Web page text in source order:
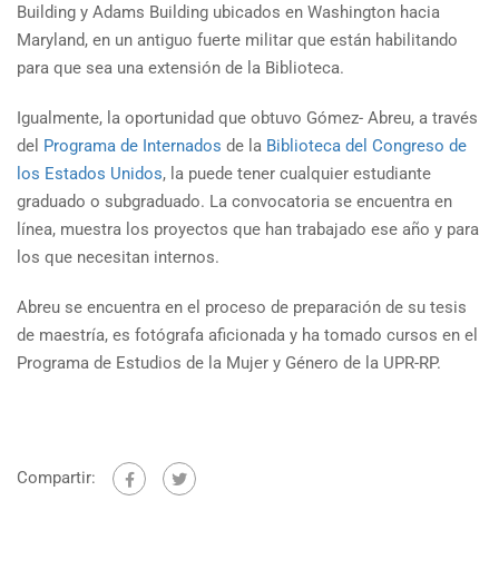
Building y Adams Building ubicados en Washington hacia
Maryland, en un antiguo fuerte militar que están habilitando
para que sea una extensión de la Biblioteca.
Igualmente, la oportunidad que obtuvo Gómez- Abreu, a través
del Programa de Internados de la Biblioteca del Congreso de
los Estados Unidos, la puede tener cualquier estudiante
graduado o subgraduado. La convocatoria se encuentra en
línea, muestra los proyectos que han trabajado ese año y para
los que necesitan internos.
Abreu se encuentra en el proceso de preparación de su tesis
de maestría, es fotógrafa aficionada y ha tomado cursos en el
Programa de Estudios de la Mujer y Género de la UPR-RP.
Compartir: